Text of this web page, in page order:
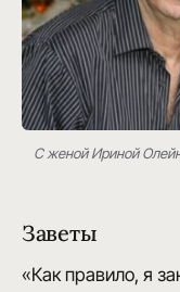
С женой Ириной
Заветы
«Как правило, я